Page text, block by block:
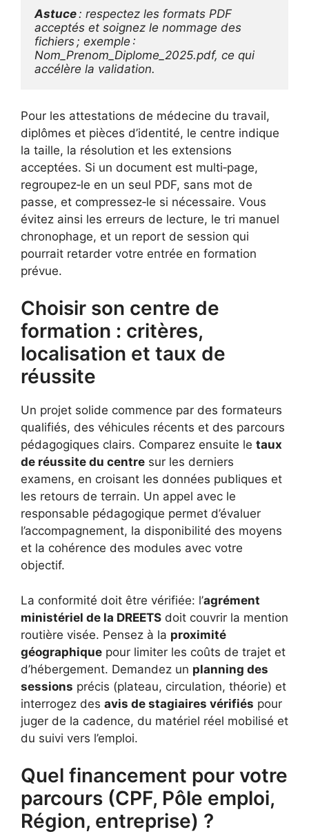
Astuce : respectez les formats PDF
acceptés et soignez le nommage des
fichiers ; exemple :
Nom_Prenom_Diplome_2025.pdf, ce qui
accélère la validation.
Pour les attestations de médecine du travail,
diplômes et pièces d’identité, le centre indique
la taille, la résolution et les extensions
acceptées. Si un document est multi‑page,
regroupez‑le en un seul PDF, sans mot de
passe, et compressez‑le si nécessaire. Vous
évitez ainsi les erreurs de lecture, le tri manuel
chronophage, et un report de session qui
pourrait retarder votre entrée en formation
prévue.
Choisir son centre de
formation : critères,
localisation et taux de
réussite
Un projet solide commence par des formateurs
qualifiés, des véhicules récents et des parcours
pédagogiques clairs. Comparez ensuite le taux
de réussite du centre sur les derniers
examens, en croisant les données publiques et
les retours de terrain. Un appel avec le
responsable pédagogique permet d’évaluer
l’accompagnement, la disponibilité des moyens
et la cohérence des modules avec votre
objectif.
La conformité doit être vérifiée: l’agrément
ministériel de la DREETS doit couvrir la mention
routière visée. Pensez à la proximité
géographique pour limiter les coûts de trajet et
d’hébergement. Demandez un planning des
sessions précis (plateau, circulation, théorie) et
interrogez des avis de stagiaires vérifiés pour
juger de la cadence, du matériel réel mobilisé et
du suivi vers l’emploi.
Quel financement pour votre
parcours (CPF, Pôle emploi,
Région, entreprise) ?